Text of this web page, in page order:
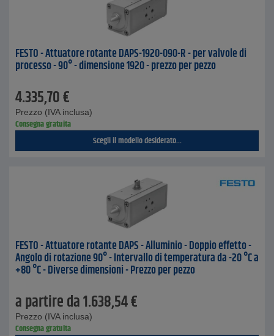
FESTO - Attuatore rotante DAPS-1920-090-R - per valvole di
processo - 90° - dimensione 1920 - prezzo per pezzo
4.335,70€
Prezzo (IVA inclusa)
Consegna gratuita
Scegli il modello desiderato...
FESTO - Attuatore rotante DAPS - Alluminio - Doppio effetto -
Angolo di rotazione 90° - Intervallo di temperatura da -20 °C a
+80 °C - Diverse dimensioni - Prezzo per pezzo
a partire da1.638,54€
Prezzo (IVA inclusa)
Consegna gratuita